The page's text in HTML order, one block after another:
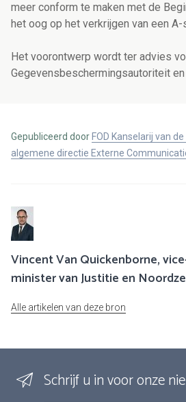
meer conform te maken met de
het oog op het verkrijgen van een A-
Het voorontwerp wordt ter advies
Gegevensbeschermingsautoriteit en
Gepubliceerd door FOD Kanselarij van
algemene directie Externe
Vincent Van Quickenborne,
minister van Justitie en
Alle artikelen van deze bron
Schrijf u in voor onze